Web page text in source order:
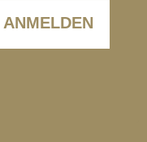
ANMELDEN